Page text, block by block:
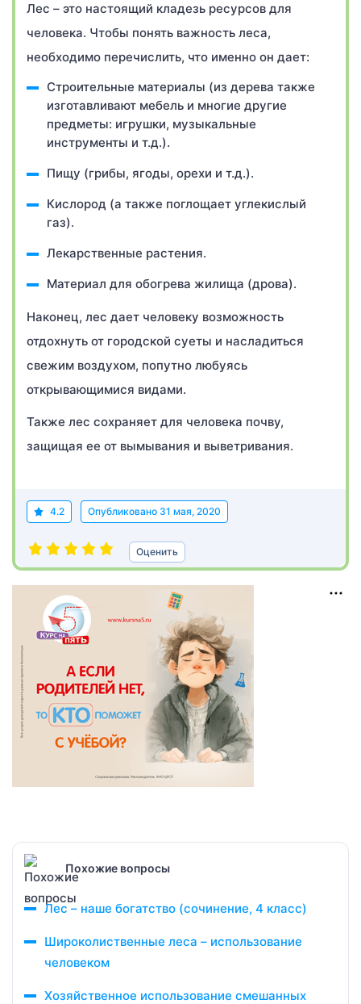
Лес – это настоящий кладезь ресурсов для
человека. Чтобы понять важность леса,
необходимо перечислить, что именно он дает:
Строительные материалы (из дерева также
изготавливают мебель и многие другие
предметы: игрушки, музыкальные
инструменты и т.д.).
Пищу (грибы, ягоды, орехи и т.д.).
Кислород (а также поглощает углекислый
газ).
Лекарственные растения.
Материал для обогрева жилища (дрова).
Наконец, лес дает человеку возможность
отдохнуть от городской суеты и насладиться
свежим воздухом, попутно любуясь
открывающимися видами.
Также лес сохраняет для человека почву,
защищая ее от вымывания и выветривания.
4.2 Опубликовано 31 мая, 2020
Оценить
Похожие вопросы
Лес – наше богатство (сочинение, 4 класс)
Широколиственные леса – использование
человеком
Хозяйственное использование смешанных